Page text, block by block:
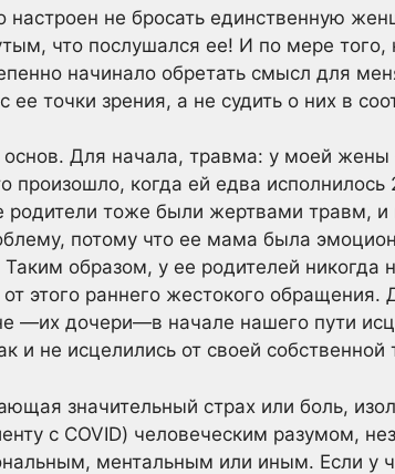
настроен не бросать единственную
что послушался ее! И по мере того,
начинало обретать смысл для
точки зрения, а не судить о них в
основ. Для начала, травма: у моей
произошло, когда ей едва исполнилось
тоже были жертвами травм, и
потому что ее мама была
образом, у ее родителей никогда
этого раннего жестокого обращения.
—их дочери—в начале нашего пути
и не исцелились от своей
значительный страх или боль,
с COVID) человеческим разумом,
ментальным или иным. Если у